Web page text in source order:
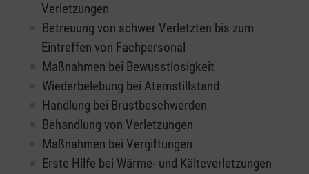
Verletzungen
Betreuung von schwer Verletzten bis zum
Eintreffen von Fachpersonal
Maßnahmen bei Bewusstlosigkeit
Wiederbelebung bei Atemstillstand
Handlung bei Brustbeschwerden
Behandlung von Verletzungen
Maßnahmen bei Vergiftungen
Erste Hilfe bei Wärme- und Kälteverletzungen